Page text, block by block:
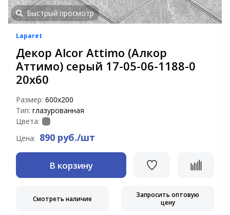
Быстрый просмотр
Laparet
Декор Alcor Attimo (Алкор
Аттимо) серый 17-05-06-1188-0
20х60
Размер: 600х200
Тип: глазурованная
Цвета:
Цена: 890 руб./шт
В корзину
Смотреть наличие
Запросить оптовую
цену